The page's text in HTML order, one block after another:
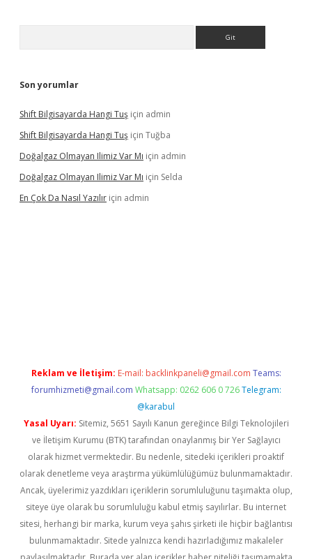
Son yorumlar
Shift Bilgisayarda Hangi Tuş için admin
Shift Bilgisayarda Hangi Tuş için Tuğba
Doğalgaz Olmayan Ilimiz Var Mı için admin
Doğalgaz Olmayan Ilimiz Var Mı için Selda
En Çok Da Nasıl Yazılır için admin
Reklam ve İletişim: E-mail: backlinkpaneli@gmail.com Teams:
forumhizmeti@gmail.com Whatsapp: 0262 606 0 726 Telegram:
@karabul
Yasal Uyarı: Sitemiz, 5651 Sayılı Kanun gereğince Bilgi Teknolojileri
ve İletişim Kurumu (BTK) tarafından onaylanmış bir Yer Sağlayıcı
olarak hizmet vermektedir. Bu nedenle, sitedeki içerikleri proaktif
olarak denetleme veya araştırma yükümlülüğümüz bulunmamaktadır.
Ancak, üyelerimiz yazdıkları içeriklerin sorumluluğunu taşımakta olup,
siteye üye olarak bu sorumluluğu kabul etmiş sayılırlar. Bu internet
sitesi, herhangi bir marka, kurum veya şahıs şirketi ile hiçbir bağlantısı
bulunmamaktadır. Sitede yalnızca kendi hazırladığımız makaleler